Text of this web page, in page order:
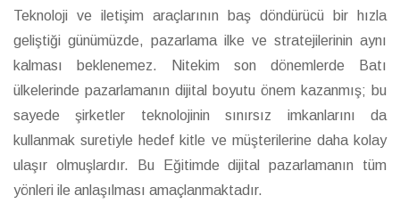
Teknoloji ve iletişim araçlarının baş döndürücü bir hızla
geliştiği günümüzde, pazarlama ilke ve stratejilerinin aynı
kalması beklenemez. Nitekim son dönemlerde Batı
ülkelerinde pazarlamanın dijital boyutu önem kazanmış; bu
sayede şirketler teknolojinin sınırsız imkanlarını da
kullanmak suretiyle hedef kitle ve müşterilerine daha kolay
ulaşır olmuşlardır. Bu Eğitimde dijital pazarlamanın tüm
yönleri ile anlaşılması amaçlanmaktadır.